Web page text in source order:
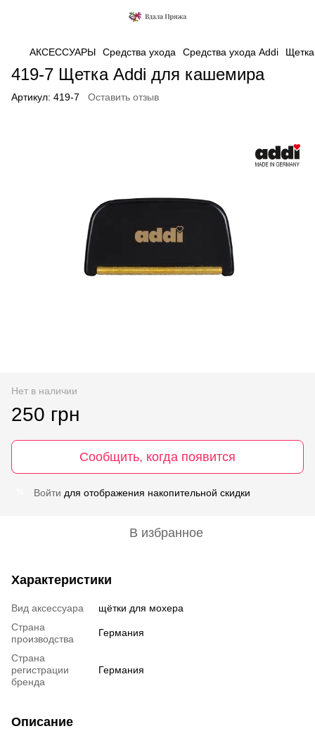
АКСЕССУАРЫ Средства ухода Средства ухода Addi
419-7 Щетка Addi для кашемира
Артикул: 419-7 Оставить отзыв
Нет в наличии
250 грн
Сообщить, когда появится
Войти для отображения накопительной скидки
В избранное
Характеристики
Вид аксессуара
щётки для мохера
Страна
производства
Германия
Страна
регистрации
бренда
Германия
Описание